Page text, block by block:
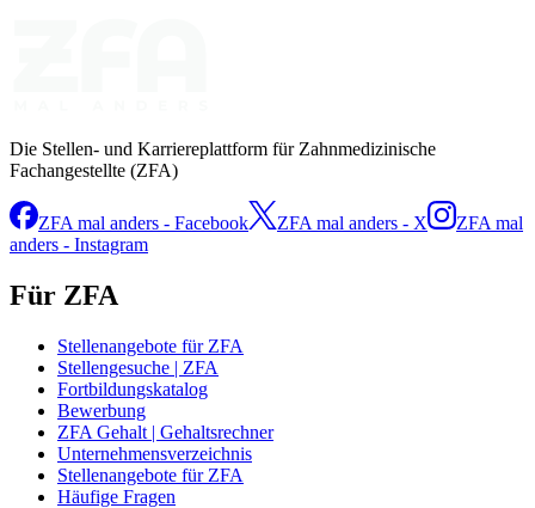
Die Stellen- und Karriereplattform für Zahnmedizinische
Fachangestellte (ZFA)
ZFA mal anders - Facebook ZFA mal anders - X
ZFA mal
anders - Instagram
Für ZFA
Stellenangebote für ZFA
Stellengesuche | ZFA
Fortbildungskatalog
Bewerbung
ZFA Gehalt | Gehaltsrechner
Unternehmensverzeichnis
Stellenangebote für ZFA
Häufige Fragen